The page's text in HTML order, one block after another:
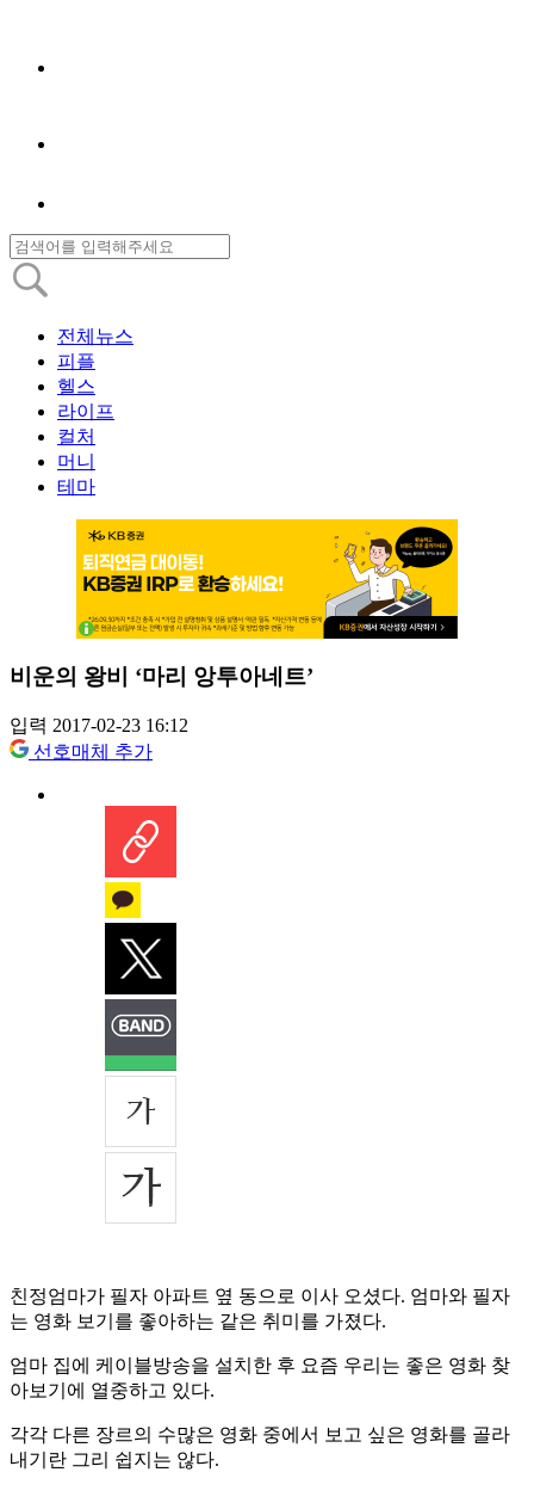
전체뉴스
피플
헬스
라이프
컬처
머니
테마
비운의 왕비 ‘마리 앙투아네트’
입력 2017-02-23 16:12
선호매체 추가
친정엄마가 필자 아파트 옆 동으로 이사 오셨다. 엄마와 필자
는 영화 보기를 좋아하는 같은 취미를 가졌다.
엄마 집에 케이블방송을 설치한 후 요즘 우리는 좋은 영화 찾
아보기에 열중하고 있다.
각각 다른 장르의 수많은 영화 중에서 보고 싶은 영화를 골라
내기란 그리 쉽지는 않다.